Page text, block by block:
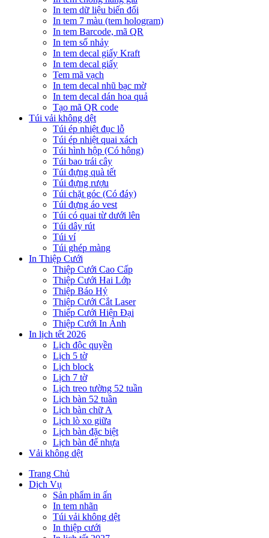
In tem dữ liệu biến đổi
In tem 7 màu (tem hologram)
In tem Barcode, mã QR
In tem số nhảy
In tem decal giấy Kraft
In tem decal giấy
Tem mã vạch
In tem decal nhũ bạc mờ
In tem decal dán hoa quả
Tạo mã QR code
Túi vải không dệt
Túi ép nhiệt đục lỗ
Túi ép nhiệt quai xách
Túi hình hộp (Có hông)
Túi bao trái cây
Túi đựng quà tết
Túi đựng rượu
Túi chặt góc (Có đáy)
Túi đựng áo vest
Túi có quai từ dưới lên
Túi dây rút
Túi ví
Túi ghép màng
In Thiệp Cưới
Thiệp Cưới Cao Cấp
Thiệp Cưới Hai Lớp
Thiệp Báo Hỷ
Thiệp Cưới Cắt Laser
Thiếp Cưới Hiện Đại
Thiệp Cưới In Ảnh
In lịch tết 2026
Lịch độc quyền
Lịch 5 tờ
Lịch block
Lịch 7 tờ
Lịch treo tường 52 tuần
Lịch bàn 52 tuần
Lịch bàn chữ A
Lịch lò xo giữa
Lịch bàn đặc biệt
Lịch bàn đế nhựa
Vải không dệt
Trang Chủ
Dịch Vụ
Sản phẩm in ấn
In tem nhãn
Túi vải không dệt
In thiệp cưới